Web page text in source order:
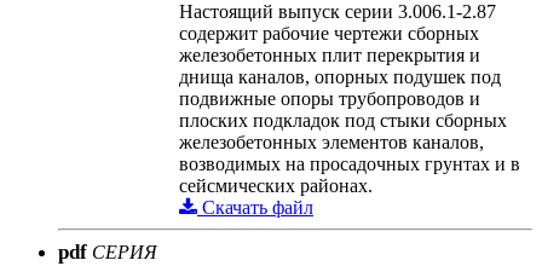
Настоящий выпуск серии 3.006.1-2.87
содержит рабочие чертежи сборных
железобетонных плит перекрытия и
днища каналов, опорных подушек под
подвижные опоры трубопроводов и
плоских подкладок под стыки сборных
железобетонных элементов каналов,
возводимых на просадочных грунтах и в
сейсмических районах.
Скачать файл
pdf СЕРИЯ